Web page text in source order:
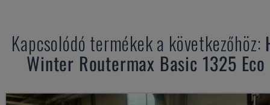
Kapcsolódó termékek a következőhöz:
Winter Routermax Basic 1325 Eco